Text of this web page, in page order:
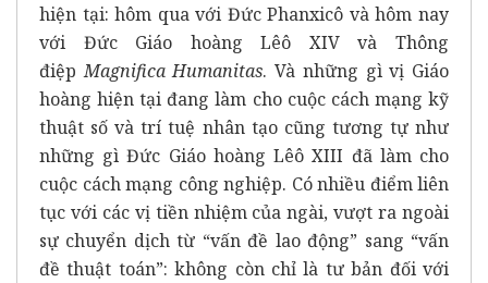
hiện tại: hôm qua với Đức Phanxicô và hôm nay
với Đức Giáo hoàng Lêô XIV và Thông
điệpMagnifica Humanitas. Và những gì vị Giáo
hoàng hiện tại đang làm cho cuộc cách mạng kỹ
thuật số và trí tuệ nhân tạo cũng tương tự như
những gì Đức Giáo hoàng Lêô XIII đã làm cho
cuộc cách mạng công nghiệp. Có nhiều điểm liên
tục với các vị tiền nhiệm của ngài, vượt ra ngoài
sự chuyển dịch từ “vấn đề lao động” sang “vấn
đề thuật toán”: không còn chỉ là tư bản đối với